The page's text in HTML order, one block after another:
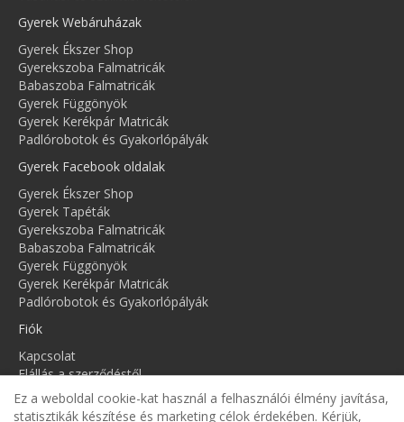
Gyerek Webáruházak
Gyerek Ékszer Shop
Gyerekszoba Falmatricák
Babaszoba Falmatricák
Gyerek Függönyök
Gyerek Kerékpár Matricák
Padlórobotok és Gyakorlópályák
Gyerek Facebook oldalak
Gyerek Ékszer Shop
Gyerek Tapéták
Gyerekszoba Falmatricák
Babaszoba Falmatricák
Gyerek Függönyök
Gyerek Kerékpár Matricák
Padlórobotok és Gyakorlópályák
Fiók
Kapcsolat
Elállás a szerződéstől
Honlaptérkép
Fiók
Ez a weboldal cookie-kat használ a felhasználói élmény javítása,
statisztikák készítése és marketing célok érdekében. Kérjük,